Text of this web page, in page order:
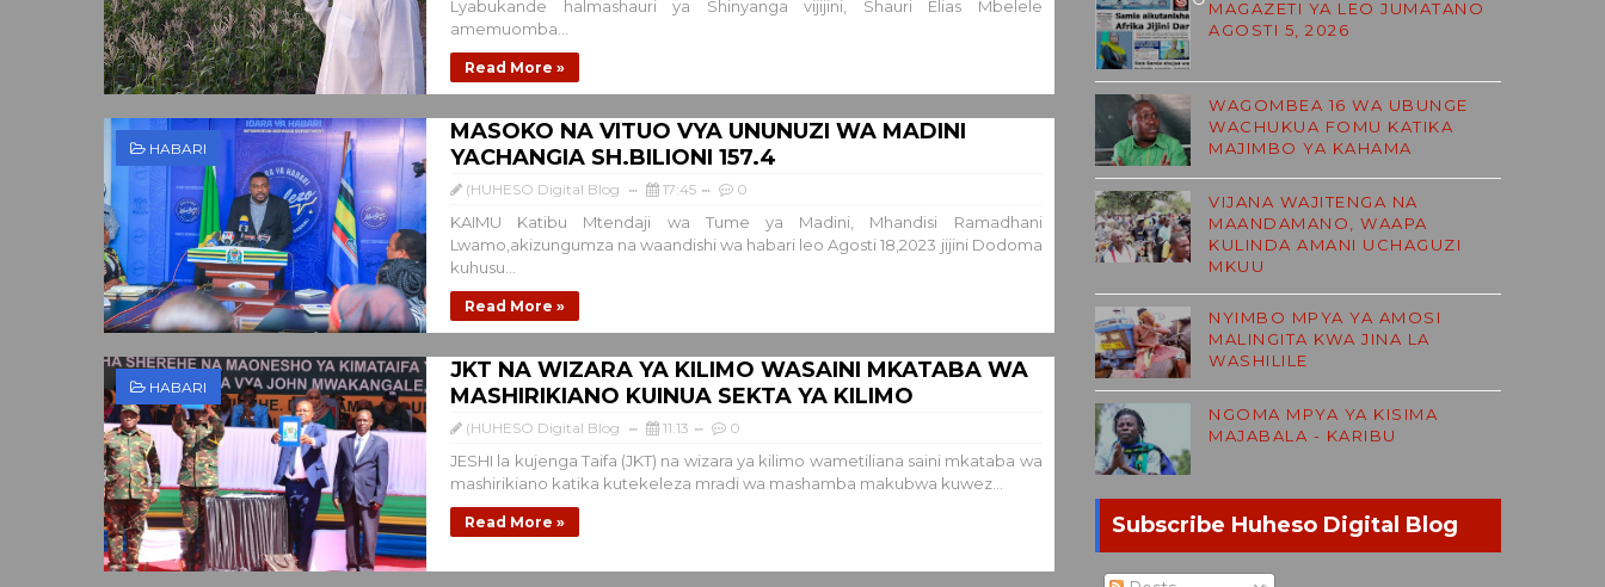
Lyabukande halmashauri ya Shinyanga vijijini, Shauri Elias Mbelele
amemuomba...
Read More »
HABARI
MASOKO NA VITUO VYA UNUNUZI WA MADINI
YACHANGIA SH.BILIONI 157.4
(HUHESO Digital Blog 17:45 0
KAIMU Katibu Mtendaji wa Tume ya Madini, Mhandisi Ramadhani
Lwamo,akizungumza na waandishi wa habari leo Agosti 18,2023 jijini Dodoma
kuhusu...
Read More »
HABARI
JKT NA WIZARA YA KILIMO WASAINI MKATABA WA
MASHIRIKIANO KUINUA SEKTA YA KILIMO
(HUHESO Digital Blog 11:13 0
JESHI la kujenga Taifa (JKT) na wizara ya kilimo wametiliana saini mkataba wa
mashirikiano katika kutekeleza mradi wa mashamba makubwa kuwez...
Read More »
BLOG
MAGAZETI YA LEO JUMATANO
AGOSTI 5, 2026
WAGOMBEA 16 WA UBUNGE
WACHUKUA FOMU KATIKA
MAJIMBO YA KAHAMA
VIJANA WAJITENGA NA
MAANDAMANO, WAAPA
KULINDA AMANI UCHAGUZI
MKUU
NYIMBO MPYA YA AMOSI
MALINGITA KWA JINA LA
WASHILILE
NGOMA MPYA YA KISIMA
MAJABALA - KARIBU
Subscribe Huheso Digital Blog